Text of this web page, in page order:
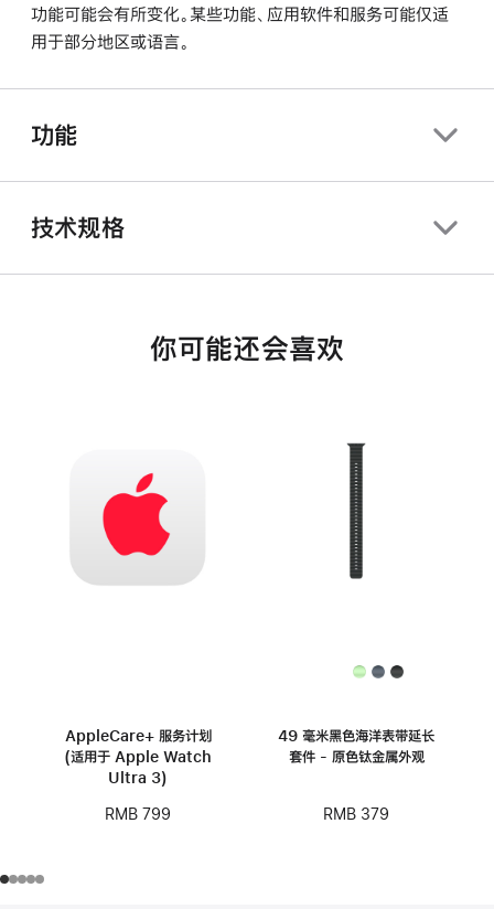
功能可能会有所变化。某些功能、应用软件和服务可能仅适
用于部分地区或语言。
功能
技术规格
你可能还会喜欢
AppleCare+ 服务计划
(适用于 Apple Watch
Ultra 3)
RMB 799
49 毫米黑色海洋表带延长
套件 - 原色钛金属外观
RMB 379